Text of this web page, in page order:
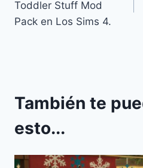
entradas
Toddler Stuff Mod
Pack en Los Sims 4.
También te
esto...